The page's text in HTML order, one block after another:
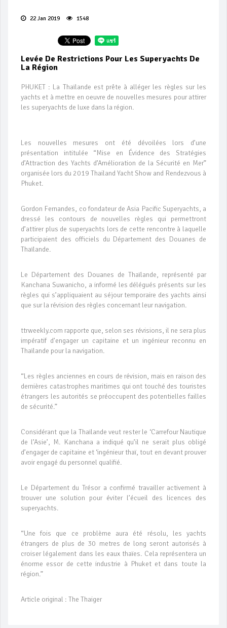
22 Jan 2019 1548
Levée De Restrictions Pour Les Superyachts De
La Région
PHUKET : La Thaïlande est prête à alléger les règles sur les
yachts et à mettre en oeuvre de nouvelles mesures pour attirer
les superyachts de luxe dans la région.
Les nouvelles mesures ont été dévoilées lors d’une
présentation intitulée “Mise en Évidence des Stratégies
d’Attraction des Yachts d’Amélioration de la Sécurité en Mer”
organisée lors du 2019 Thailand Yacht Show and Rendezvous à
Phuket.
Gordon Fernandes, co fondateur de Asia Pacific Superyachts, a
dressé les contours de nouvelles règles qui permettront
d’attirer plus de superyachts lors de cette rencontre à laquelle
participaient des officiels du Département des Douanes de
Thaïlande.
Le Département des Douanes de Thaïlande, représenté par
Kanchana Suwanicho, a informé les délégués présents sur les
règles qui s’appliquaient au séjour temporaire des yachts ainsi
que sur la révision des règles concernant leur navigation.
ttrweekly.com rapporte que, selon ses révisions, il ne sera plus
impératif d'engager un capitaine et un ingénieur reconnu en
Thaïlande pour la navigation.
“Les règles anciennes en cours de révision, mais en raison des
dernières catastrophes maritimes qui ont touché des touristes
étrangers les autorités se préoccupent des potentielles failles
de sécurité.”
Considérant que la Thaïlande veut rester le ‘Carrefour Nautique
de l’Asie’, M. Kanchana a indiqué qu’il ne serait plus obligé
d’engager de capitaine et ‘ingénieur thaï, tout en devant prouver
avoir engagé du personnel qualifié.
Le Département du Trésor a confirmé travailler activement à
trouver une solution pour éviter l’écueil des licences des
superyachts.
“Une fois que ce problème aura été résolu, les yachts
étrangers de plus de 30 metres de long seront autorisés à
croiser légalement dans les eaux thaïes. Cela représentera un
énorme essor de cette industrie à Phuket et dans toute la
région.”
Article original : The Thaiger